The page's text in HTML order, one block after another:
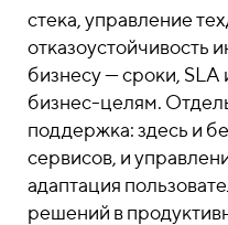
стека, управление
отказоустойчивость
бизнесу — сроки, SLA
бизнес-целям.
поддержка: здесь и
сервисов, и
адаптация
решений в